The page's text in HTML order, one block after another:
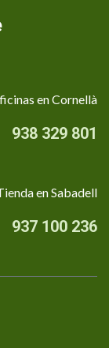
en Cornellà
938 329 801
en Sabadell
937 100 236